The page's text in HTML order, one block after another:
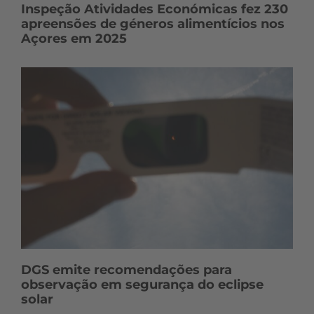
Inspeção Atividades Económicas fez 230
apreensões de géneros alimentícios nos
Açores em 2025
DGS emite recomendações para
observação em segurança do eclipse
solar